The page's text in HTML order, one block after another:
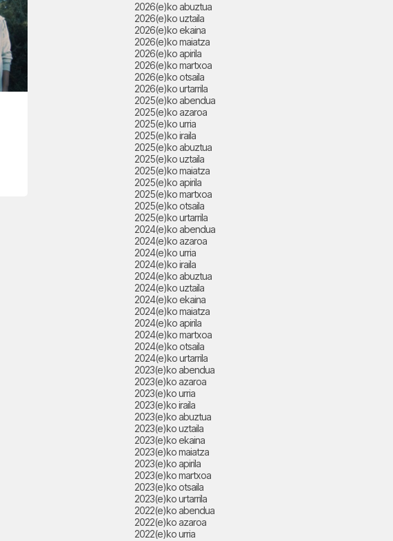
2026(e)ko abuztua
2026(e)ko uztaila
2026(e)ko ekaina
2026(e)ko maiatza
2026(e)ko apirila
2026(e)ko martxoa
2026(e)ko otsaila
2026(e)ko urtarrila
2025(e)ko abendua
2025(e)ko azaroa
2025(e)ko urria
2025(e)ko iraila
2025(e)ko abuztua
2025(e)ko uztaila
2025(e)ko maiatza
2025(e)ko apirila
2025(e)ko martxoa
2025(e)ko otsaila
2025(e)ko urtarrila
2024(e)ko abendua
2024(e)ko azaroa
2024(e)ko urria
2024(e)ko iraila
2024(e)ko abuztua
2024(e)ko uztaila
2024(e)ko ekaina
2024(e)ko maiatza
2024(e)ko apirila
2024(e)ko martxoa
2024(e)ko otsaila
2024(e)ko urtarrila
2023(e)ko abendua
2023(e)ko azaroa
2023(e)ko urria
2023(e)ko iraila
2023(e)ko abuztua
2023(e)ko uztaila
2023(e)ko ekaina
2023(e)ko maiatza
2023(e)ko apirila
2023(e)ko martxoa
2023(e)ko otsaila
2023(e)ko urtarrila
2022(e)ko abendua
2022(e)ko azaroa
2022(e)ko urria